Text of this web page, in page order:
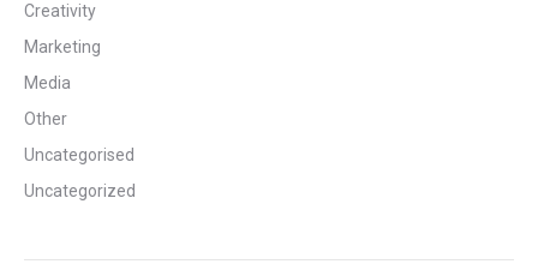
Creativity
Marketing
Media
Other
Uncategorised
Uncategorized